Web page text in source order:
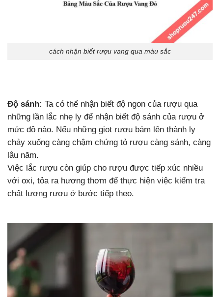
cách nhận biết rượu vang qua màu sắc
Độ sánh: Ta có thể nhận biết độ ngon của rượu qua
những lần lắc nhẹ ly để nhận biết độ sánh của rượu ở
mức độ nào. Nếu những giọt rượu bám lên thành ly
chảy xuống càng chậm chứng tỏ rượu càng sánh, càng
lâu năm.
Việc lắc rượu còn giúp cho rượu được tiếp xúc nhiều
với oxi, tỏa ra hương thơm để thực hiện việc kiểm tra
chất lượng rượu ở bước tiếp theo.